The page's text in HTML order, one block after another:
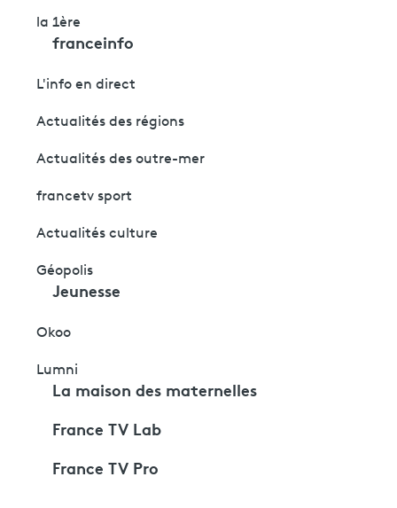
la 1ère
franceinfo
L'info en direct
Actualités des régions
Actualités des outre-mer
francetv sport
Actualités culture
Géopolis
Jeunesse
Okoo
Lumni
La maison des maternelles
France TV Lab
France TV Pro